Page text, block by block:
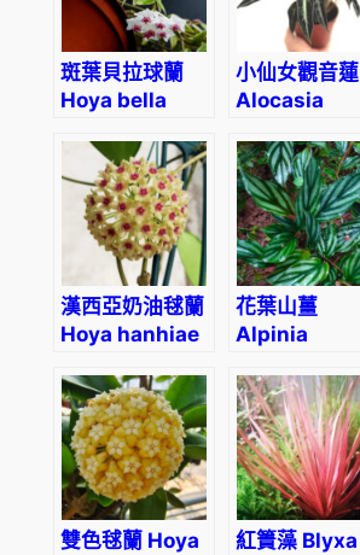
斑葉貝拉球蘭
Hoya bella
小仙女觀音蓮
Alocasia
Arrow
漢西亞奶油毬蘭
Hoya hanhiae
花葉山薑
Alpinia
雙色毬蘭 Hoya
紅簀藻 Blyxa